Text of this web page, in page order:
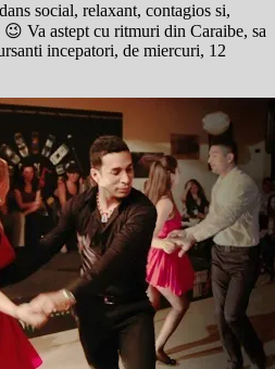
social, relaxant, contagios si,
Va astept cu ritmuri din Caraibe, sa
incepatori, de miercuri, 12